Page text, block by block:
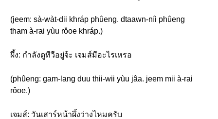
(jeem: sà-wàt-dii khráp phûeng. dtaawn-níi phûeng
tham à-rai yùu rǒoe khráp.)
ผึ้ง: กำลังดูทีวีอยู่จ้ะ เจมส์มีอะไรเหรอ
(phûeng: gam-lang duu thii-wii yùu jâa. jeem mii à-rai
rǒoe.)
เจมส์: วันเสาร์หน้าผึ้งว่างไหมครับ